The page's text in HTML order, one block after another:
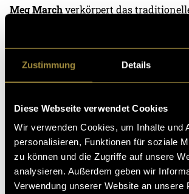
Zustimmung Details
Diese Webseite verwendet Cookies
Wir verwenden Cookies, um Inhalte und
personalisieren, Funktionen für soziale
zu können und die Zugriffe auf unsere
analysieren. Außerdem geben wir
Verwendung unserer Website an unsere
Meg Marchverkörpert das
familiär, rücksichtsvoll. Doch sie ist
Hausfrau. Ihre Entscheidung, John
Armut zu leben, ist selbstbestimmt. In
Schönheitsszene lehnt sie es ab, sich
dazuzugehören. Sie akzeptiert ihre
erinnert uns daran, dass Feminismus
gegen die Ehe zu sein, sondern gegen
es gebe nur einen richtigen Weg.